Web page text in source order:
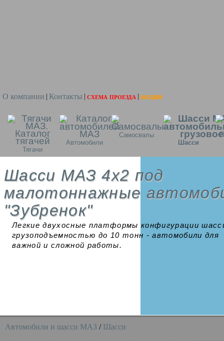
О компании Контакты схема проезда акции
Тягачи
Автомобили
Самосвалы
Шасси
Шасси МАЗ 4x2 под
малотоннажные
"Зубренок"
Легкие двухосные платформы конфигурации
грузоподъемностью до 10 тонн - автомобили для
важной и сложной работы.
Автомобили и шасси MAЗ / Шасси